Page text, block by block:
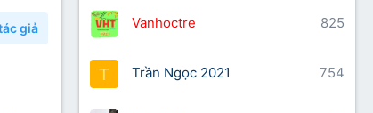
giả 825
Vanhoctre
T 754
Trần Ngọc 2021